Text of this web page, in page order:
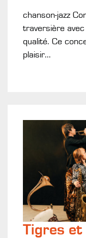
chanson-jazz
traversière
qualité. Ce
plaisir...
Tigres et